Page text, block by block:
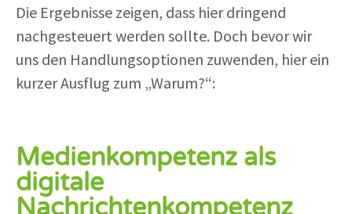
Die Ergebnisse zeigen, dass hier dringend
nachgesteuert werden sollte. Doch bevor wir
uns den Handlungsoptionen zuwenden, hier ein
kurzer Ausflug zum „Warum?“:
Medienkompetenz als
digitale
Nachrichtenkompetenz